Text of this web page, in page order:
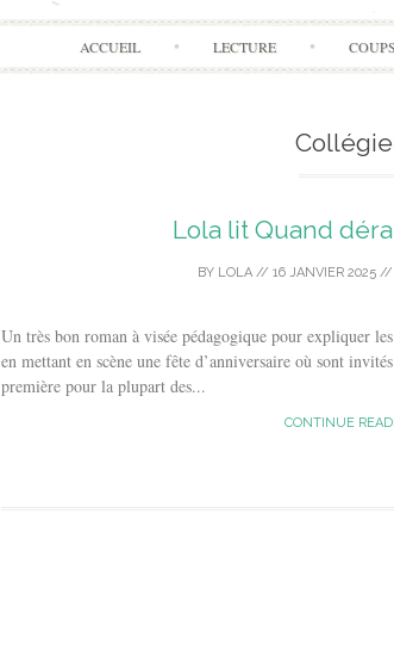
ACCUEIL LECTURE
Lola lit Quand
BY LOLA // 16 JANVIER 2025 //
Un très bon roman à visée pédagogique pour expliquer
en mettant en scène une fête d’anniversaire où sont
première pour la plupart des...
CONTINUE